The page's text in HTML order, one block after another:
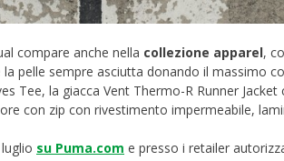
compare anche nella collezione apparel,
pelle sempre asciutta donando il massimo
Tee, la giacca Vent Thermo-R Runner
con zip con rivestimento impermeabile,
su Puma.com e presso i retailer